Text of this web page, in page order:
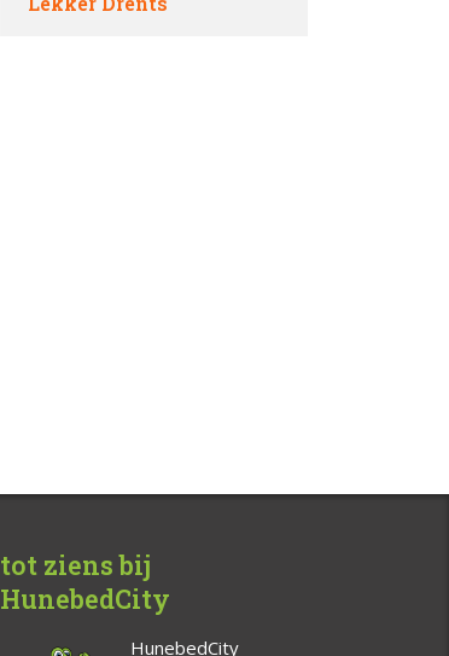
tot ziens bij
HunebedCity
HunebedCity